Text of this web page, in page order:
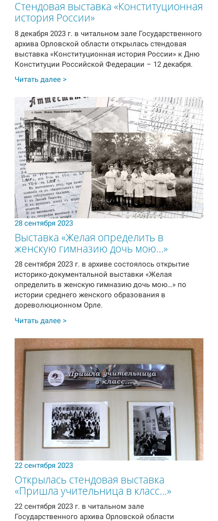
Стендовая выставка «Конституционная
история России»
8 декабря 2023 г. в читальном зале Государственного
архива Орловской области открылась стендовая
выставка «Конституционная история России» к Дню
Конституции Российской Федерации – 12 декабря.
Читать далее >
28 сентября 2023
Выставка «Желая определить в
женскую гимназию дочь мою…»
28 сентября 2023 г. в архиве состоялось открытие
историко-документальной выставки «Желая
определить в женскую гимназию дочь мою…» по
истории среднего женского образования в
дореволюционном Орле.
Читать далее >
22 сентября 2023
Открылась стендовая выставка
«Пришла учительница в класс…»
22 сентября 2023 г. в читальном зале
Государственного архива Орловской области